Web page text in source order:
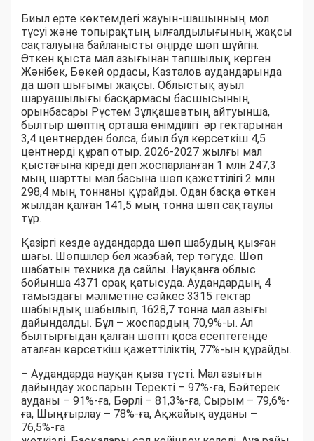
Биыл ерте көктемдегі жауын-шашынның мол
түсуі және топырақтың ылғалдылығының жақсы
сақталуына байланысты өңірде шөп шүйгін.
Өткен қыста мал азығынан тапшылық көрген
Жәнібек, Бөкей ордасы, Казталов аудандарында
да шөп шығымы жақсы. Облыстық ауыл
шаруашылығы басқармасы басшысының
орынбасары Рүстем Зұлқашевтың айтуынша,
былтыр шөптің орташа өнімділігі әр гектарынан
3,4 центнерден болса, биыл бұл көрсеткіш 4,5
центнерді құрап отыр. 2026-2027 жылғы мал
қыстағына кіреді деп жоспарланған 1 млн 247,3
мың шартты мал басына шөп қажеттілігі 2 млн
298,4 мың тоннаны құрайды. Одан басқа өткен
жылдан қалған 141,5 мың тонна шөп сақтаулы
тұр.
Қазіргі кезде аудандарда шөп шабудың қызған
шағы. Шөпшілер бел жазбай, тер төгуде. Шөп
шабатын техника да сайлы. Науқанға облыс
бойынша 4371 орақ қатысуда. Аудандардың 4
тамыздағы мәліметіне сәйкес 3315 гектар
шабындық шабылып, 1628,7 тонна мал азығы
дайындалды. Бұл – жоспардың 70,9%-ы. Ал
былтырғыдан қалған шөпті қоса есептегенде
аталған көрсеткіш қажеттіліктің 77%-ын құрайды.
– Аудандарда науқан қыза түсті. Мал азығын
дайындау жоспарын Теректі – 97%-ға, Бәйтерек
ауданы – 91%-ға, Бөрлі – 81,3%-ға, Сырым – 79,6%-
ға, Шыңғырлау – 78%-ға, Ақжайық ауданы –
76,5%-ға